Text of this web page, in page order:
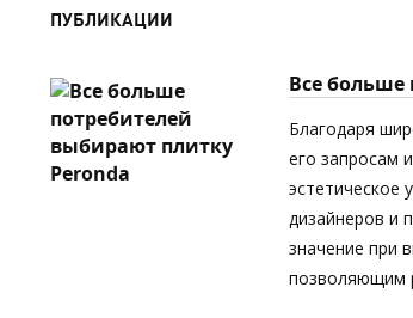
ПУБЛИКАЦИИ
Все больше
Благодаря
его запросам
дизайнеров и
значение при
позволяющим